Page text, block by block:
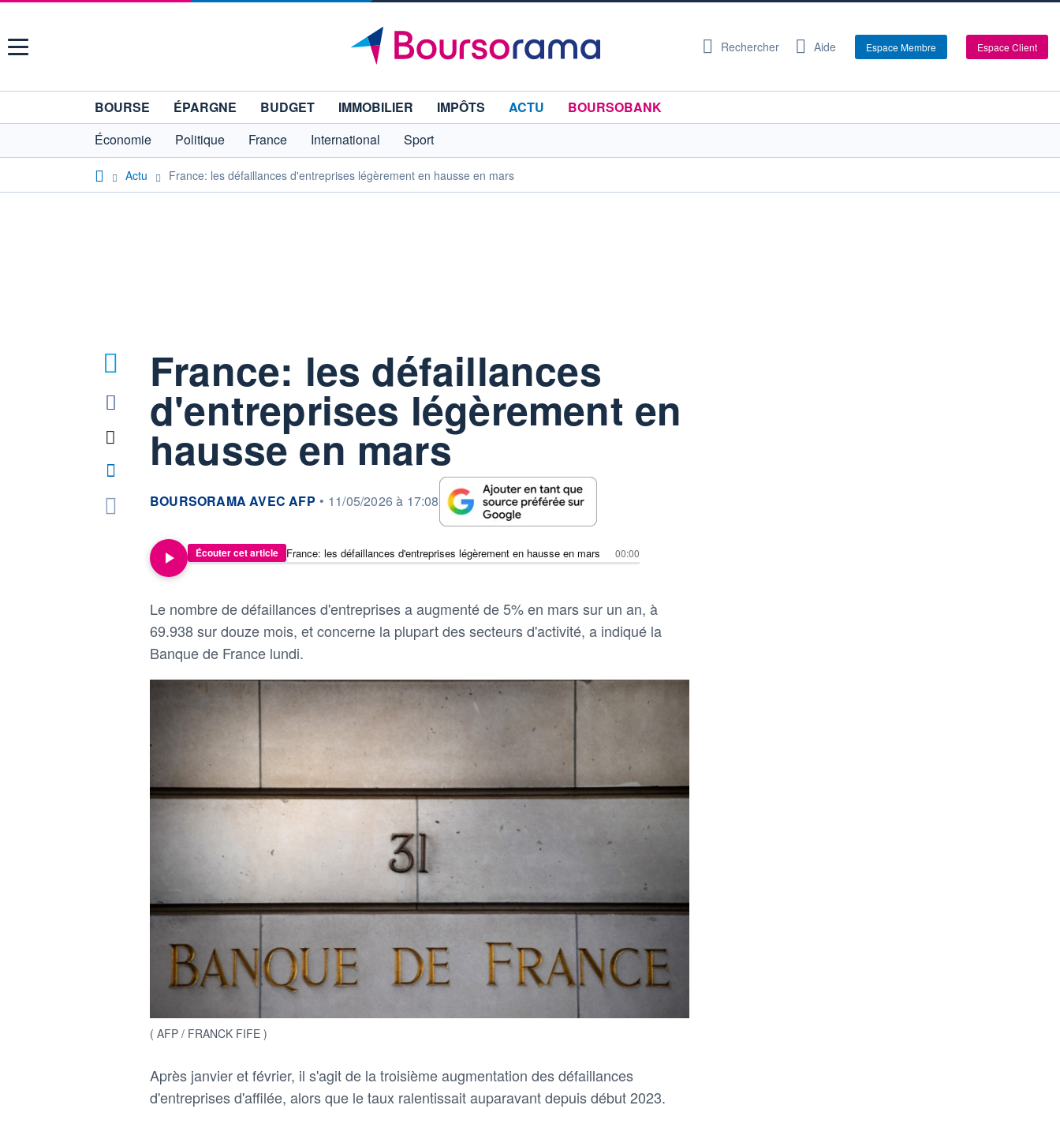
Menu Rechercher Aide Espace Membre Espace Client
BOURSE ÉPARGNE BUDGET IMMOBILIER IMPÔTS ACTU
BOURSOBANK
Économie
Politique France International Sport
Actu France: les défaillances d'entreprises légèrement en hausse en mars
France: les défaillances
d'entreprises légèrement en
hausse en mars
information fournie par
BOURSORAMA AVEC AFP • 11/05/2026 à 17:08
Écouter cet article France: les défaillances d'entreprises légèrement en hausse en mars 00:00
Le nombre de défaillances d'entreprises a augmenté de 5% en mars sur un an, à
69.938 sur douze mois, et concerne la plupart des secteurs d'activité, a indiqué la
Banque de France lundi.
( AFP / FRANCK FIFE )
Après janvier et février, il s'agit de la troisième augmentation des défaillances
d'entreprises d'affilée, alors que le taux ralentissait auparavant depuis début 2023.